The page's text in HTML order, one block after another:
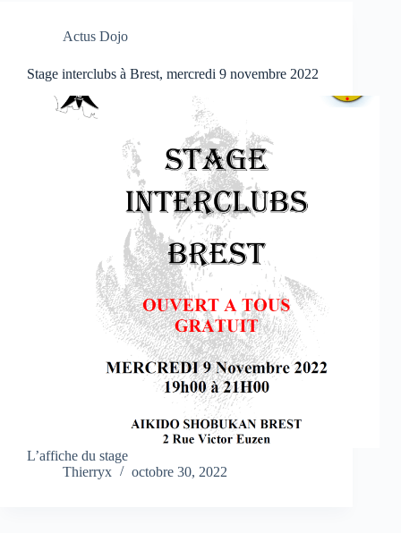
Actus Dojo
Stage interclubs à Brest, mercredi 9 novembre 2022
L’affiche du stage
Thierryx
octobre 30, 2022